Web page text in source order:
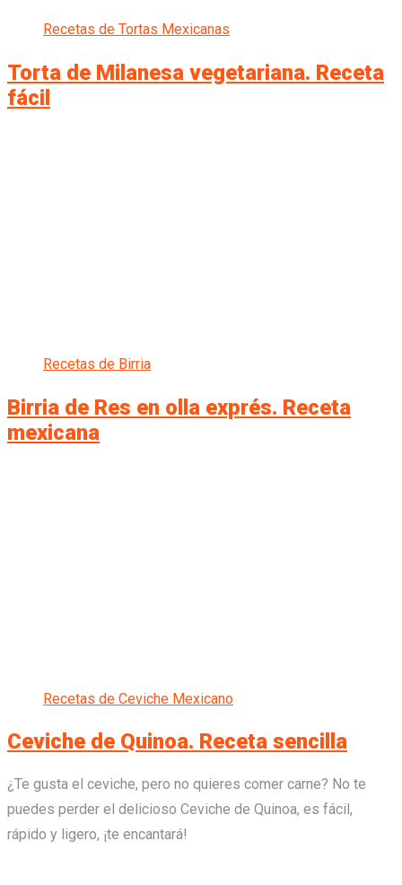
Recetas de Tortas Mexicanas
Torta de Milanesa vegetariana. Receta
fácil
Recetas de Birria
Birria de Res en olla exprés. Receta
mexicana
Recetas de Ceviche Mexicano
Ceviche de Quinoa. Receta sencilla
¿Te gusta el ceviche, pero no quieres comer carne? No te
puedes perder el delicioso Ceviche de Quinoa, es fácil,
rápido y ligero, ¡te encantará!